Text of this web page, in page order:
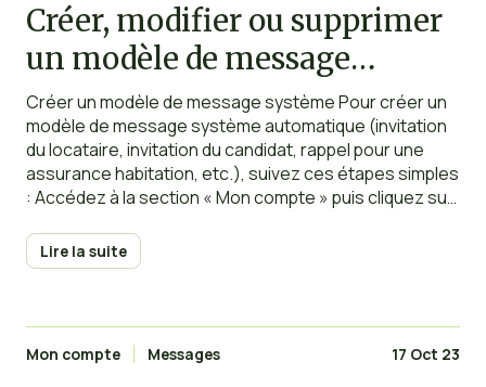
Créer, modifier ou supprimer
un modèle de message
système
Créer un modèle de message système Pour créer un
modèle de message système automatique (invitation
du locataire, invitation du candidat, rappel pour une
assurance habitation, etc.), suivez ces étapes simples
: Accédez à la section « Mon compte » puis cliquez sur
« Nouveau modèle ». Lorsque vous créez un modèle
personnalisé,
Lire la suite
Mon compte Messages 17 Oct 23